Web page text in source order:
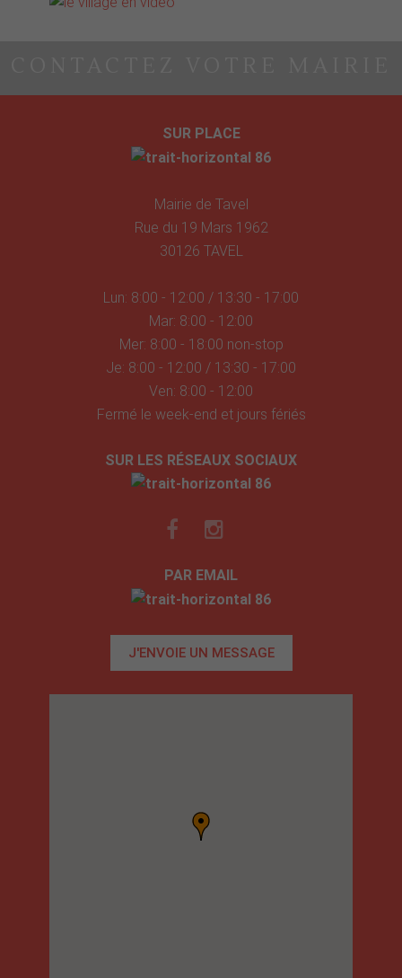
SUR PLACE
Mairie de Tavel
Rue du 19 Mars 1962
30126 TAVEL
Lun: 8:00 - 12:00 / 13:30 - 17:00
Mar: 8:00 - 12:00
Mer: 8:00 - 18:00 non-stop
Je: 8:00 - 12:00 / 13:30 - 17:00
Ven: 8:00 - 12:00
Fermé le week-end et jours fériés
SUR LES RÉSEAUX SOCIAUX
PAR EMAIL
J'ENVOIE UN MESSAGE